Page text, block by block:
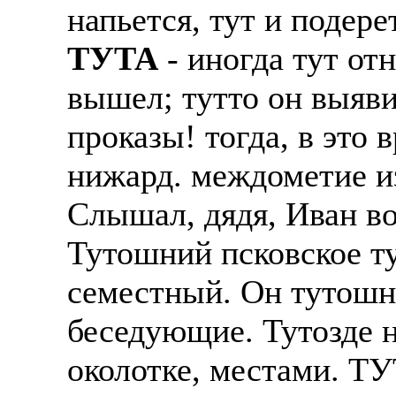
Жилье
Премии. Официальное
часов. 5-6 дневная
ПРОЦЕСС
оформление
работодателя >
прохождение границы,
подобранной заранее
предприятие и место
Лицензия по
ВОЗМОЖНО
ИЗ ЛЮБОГО
Подписывать
клиентов, как
В ходе консультации
доп. услуги
банка на телефон),
плату.
Пожалуйста, НЕ
Опыт не нужен, но
позициях: менеджер,
представитель,
курьер, курьер
продажам.
напьется, тут и
ТУТА - иногда тут
вышел; тутто он
проказы! тогда, в это
нижард. междометие
Слышал, дядя, Иван
Тутошний псковское
семестный. Он
беседующие. Тутозде
околотке, местами.